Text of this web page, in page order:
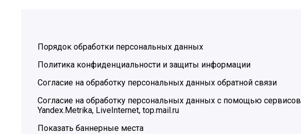
Порядок обработки персональных данных
Политика конфиденциальности и защиты информации
Согласие на обработку персональных данных обратной связи
Согласие на обработку персональных данных с помощью сервисов
Yandex.Metrika, LiveInternet, top.mail.ru
Показать баннерные места